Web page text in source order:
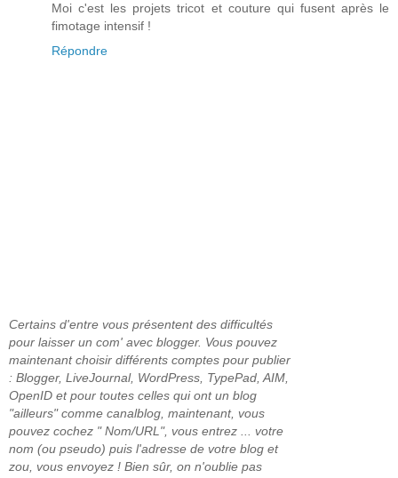
Moi c'est les projets tricot et couture qui fusent après le
fimotage intensif !
Répondre
Certains d'entre vous présentent des difficultés
pour laisser un com' avec blogger. Vous pouvez
maintenant choisir différents comptes pour publier
: Blogger, LiveJournal, WordPress, TypePad, AIM,
OpenID et pour toutes celles qui ont un blog
"ailleurs" comme canalblog, maintenant, vous
pouvez cochez " Nom/URL", vous entrez ... votre
nom (ou pseudo) puis l'adresse de votre blog et
zou, vous envoyez ! Bien sûr, on n'oublie pas